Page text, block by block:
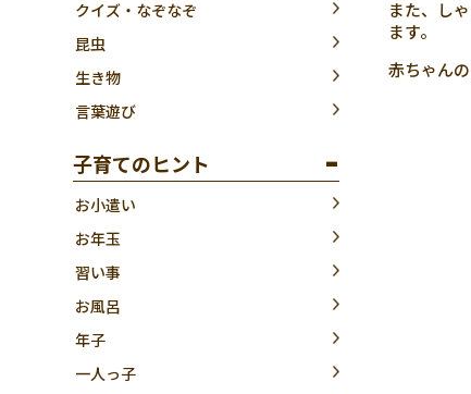
クイズ・なぞなぞ
昆虫
生き物
言葉遊び
子育てのヒント
お小遣い
お年玉
習い事
お風呂
年子
一人っ子
また、し
ます。
赤ちゃん